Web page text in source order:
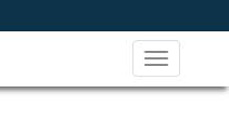
Toggle
navigation